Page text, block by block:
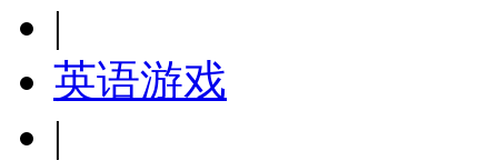
|
英语游戏
|